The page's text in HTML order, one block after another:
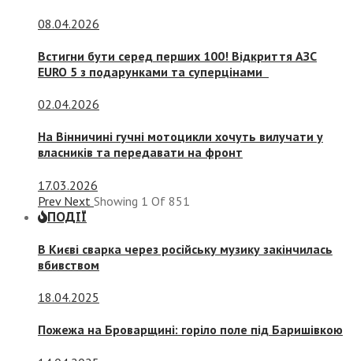
08.04.2026
Встигни бути серед перших 100! Відкриття АЗС
EURO 5 з подарунками та суперцінами
02.04.2026
На Вінничині гучні мотоцикли хочуть вилучати у
власників та передавати на фронт
17.03.2026
Prev Next Showing 1 Of 851
ПОДІЇ
В Києві сварка через російську музику закінчилась
вбивством
18.04.2025
Пожежа на Броварщині: горіло поле під Баришівкою